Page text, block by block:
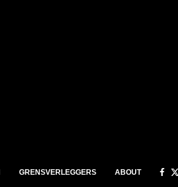
GRENSVERLEGGERS ABOUT